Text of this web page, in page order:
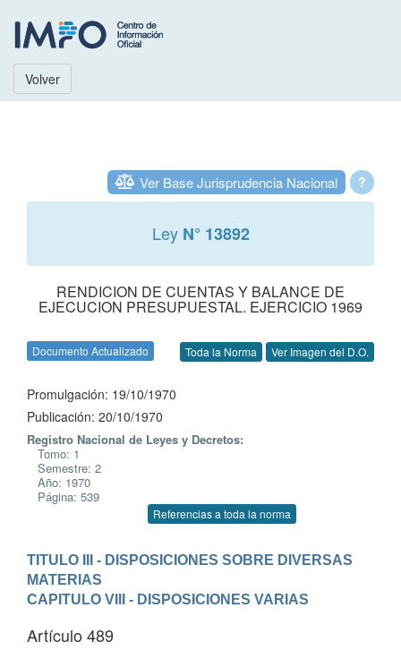
Volver
?
Ver Base Jurisprudencia Nacional
Ley N° 13892
RENDICION DE CUENTAS Y BALANCE DE
EJECUCION PRESUPUESTAL. EJERCICIO 1969
Documento Actualizado Toda la Norma Ver Imagen del D.O.
Promulgación: 19/10/1970
Publicación: 20/10/1970
Registro Nacional de Leyes y Decretos:
Tomo: 1
Semestre: 2
Año: 1970
Página: 539
Referencias a toda la norma
TITULO III - DISPOSICIONES SOBRE DIVERSAS
MATERIAS
CAPITULO VIII - DISPOSICIONES VARIAS
Artículo 489